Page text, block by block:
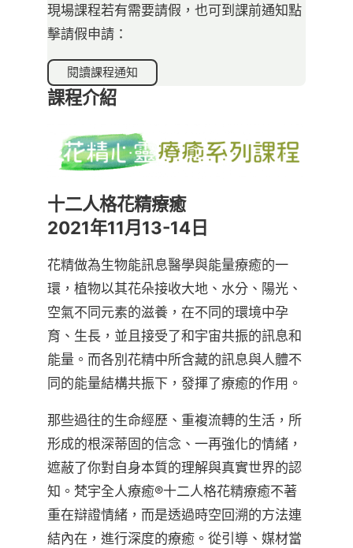
現場課程若有需要請假，也可到課前通知點
擊請假申請：
閱讀課程通知
課程介紹
十二人格花精療癒
2021年11月13-14日
花精做為生物能訊息醫學與能量療癒的一
環，植物以其花朵接收大地、水分、陽光、
空氣不同元素的滋養，在不同的環境中孕
育、生長，並且接受了和宇宙共振的訊息和
能量。而各別花精中所含藏的訊息與人體不
同的能量結構共振下，發揮了療癒的作用。
那些過往的生命經歷、重複流轉的生活，所
形成的根深蒂固的信念、一再強化的情緒，
遮蔽了你對自身本質的理解與真實世界的認
知。梵宇全人療癒®十二人格花精療癒不著
重在辯證情緒，而是透過時空回溯的方法連
結內在，進行深度的療癒。從引導、媒材當